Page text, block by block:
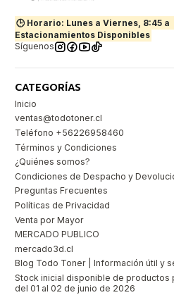
🕒 Horario: Lunes a Viernes, 8:45 a
Estacionamientos Disponibles
Síguenos
CATEGORÍAS
Inicio
ventas@todotoner.cl
Teléfono +56226958460
Términos y Condiciones
¿Quiénes somos?
Condiciones de Despacho y
Preguntas Frecuentes
Políticas de Privacidad
Venta por Mayor
MERCADO PUBLICO
mercado3d.cl
Blog Todo Toner | Información útil y
Stock inicial disponible de productos
del 01 al 02 de junio de 2026